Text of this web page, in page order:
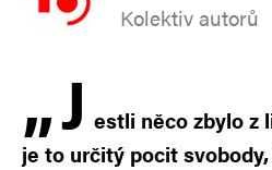
Kolektiv autorů
„J estli něco zbylo z
je to určitý pocit